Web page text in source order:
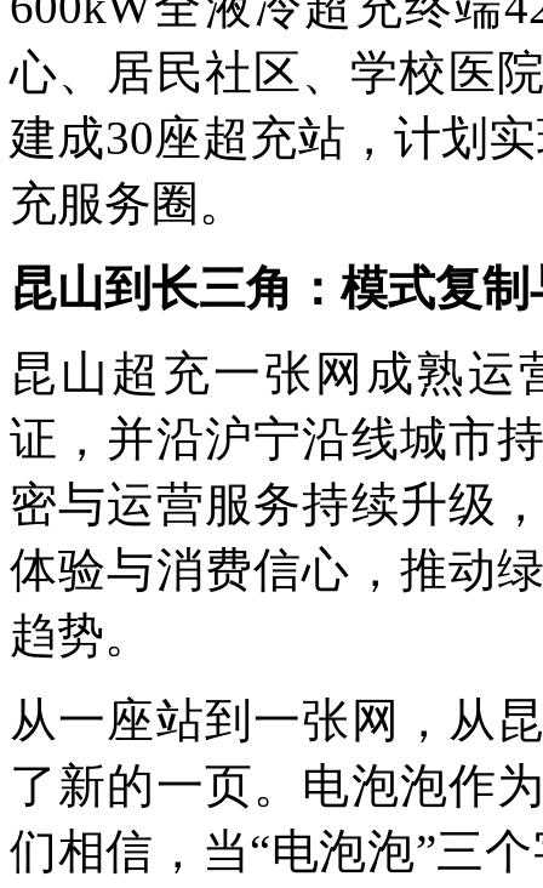
心、居民社区、学校医
建成30座超充站，计划
充服务圈。
昆山到长三角：模式复
昆山超充一张网成熟运
证，并沿沪宁沿线城市
密与运营服务持续升级
体验与消费信心，推动
趋势。
从一座站到一张网，从
了新的一页。电泡泡作
们相信，当“电泡泡”三